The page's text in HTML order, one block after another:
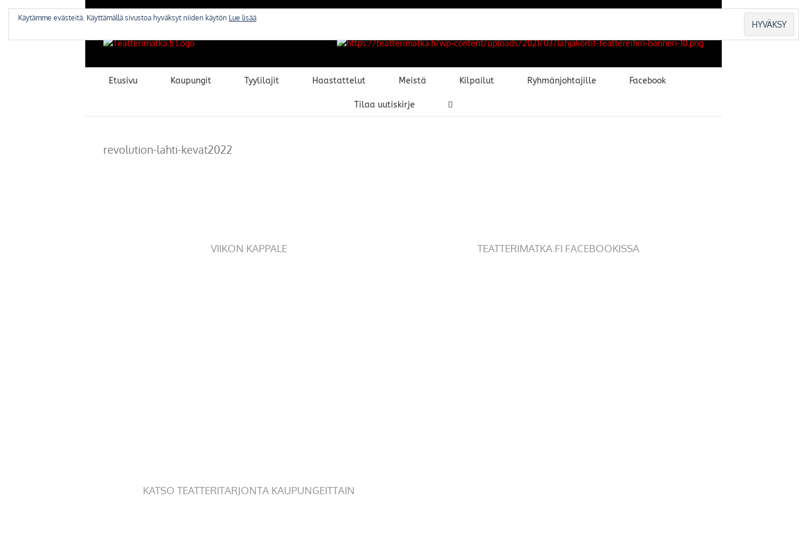
Etusivu Kaupungit Tyylilajit Haastattelut Meistä Kilpailut Ryhmänjohtajille Facebook
Tilaa uutiskirje
revolution-lahti-kevat2022
VIIKON KAPPALE
KATSO TEATTERITARJONTA KAUPUNGEITTAIN
TEATTERIMATKA.FI FACEBOOKISSA
Käytämme evästeitä. Käyttämällä sivustoa hyväksyt niiden käytön Lue lisää